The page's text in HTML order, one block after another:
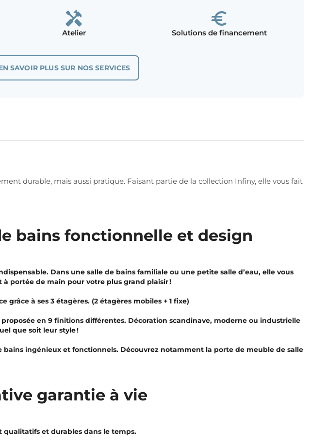
Atelier Solutions de financement
SAVOIR PLUS SUR NOS SERVICES
durable, mais aussi pratique. Faisant partie de la collection Infiny, elle vous fait
bains fonctionnelle et design
Dans une salle de bains familiale ou une petite salle d’eau, elle vous
portée de main pour votre plus grand plaisir !
à ses 3 étagères. (2 étagères mobiles + 1 fixe)
en 9 finitions différentes. Décoration scandinave, moderne ou industrielle
que soit leur style !
ingénieux et fonctionnels. Découvrez notamment la porte de meuble de salle
garantie à vie
qualitatifs et durables dans le temps.